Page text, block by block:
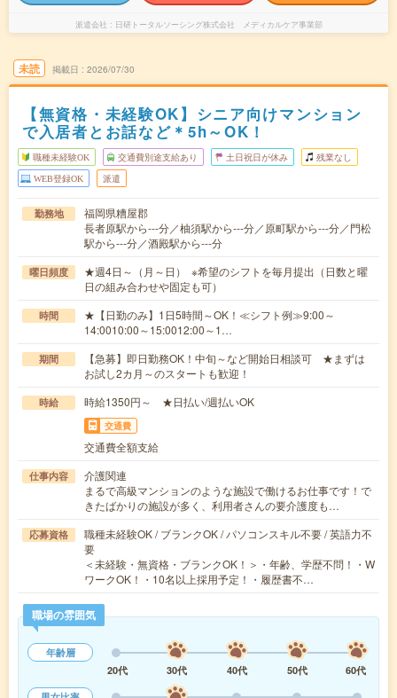
派遣会社 日研トータルソーシング株式会社 メディカルケア事業部
未読 掲載日 2026/07/30
【無資格・未経験OK】シニア向けマンション
で入居者とお話など＊5h～OK！
職種未経験OK 交通費別途支給あり 土日祝日が休み 残業なし
WEB登録OK 派遣
勤務地
福岡県糟屋郡
長者原駅から---分／柚須駅から---分／原町駅から---分／門松
駅から---分／酒殿駅から---分
曜日頻度
★週4日～（月～日） ※希望のシフトを毎月提出（日数と曜
日の組み合わせや固定も可）
時間
★【日勤のみ】1日5時間～OK！≪シフト例≫9:00～
14:0010:00～15:0012:00～1…
期間
【急募】即日勤務OK！中旬～など開始日相談可 ★まずは
お試し2カ月～のスタートも歓迎！
時給 時給1350円～ ★日払い/週払いOK
交通費
交通費全額支給
仕事内容
介護関連
まるで高級マンションのような施設で働けるお仕事です！で
きたばかりの施設が多く、利用者さんの要介護度も…
応募資格
職種未経験OK / ブランクOK / パソコンスキル不要 / 英語力不
要
＜未経験・無資格・ブランクOK！＞・年齢、学歴不問！・W
ワークOK！・10名以上採用予定！・履歴書不…
職場の雰囲気
年齢層
20代
30代 40代 50代
60代